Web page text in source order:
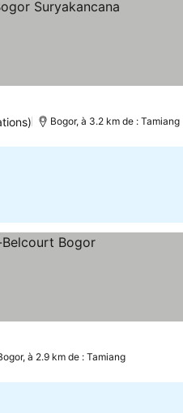
Bogor, à 3.2 km de : Tamiang
à 2.9 km de : Tamiang